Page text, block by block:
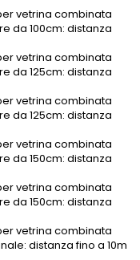
vetrina combinata
da 100cm: distanza
vetrina combinata
da 125cm: distanza
vetrina combinata
da 125cm: distanza
vetrina combinata
da 150cm: distanza
vetrina combinata
da 150cm: distanza
vetrina combinata
distanza fino a 10m